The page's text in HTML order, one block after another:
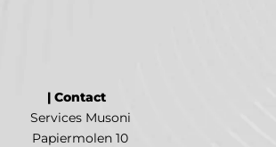
| Contact
Services Musoni
Papiermolen 10